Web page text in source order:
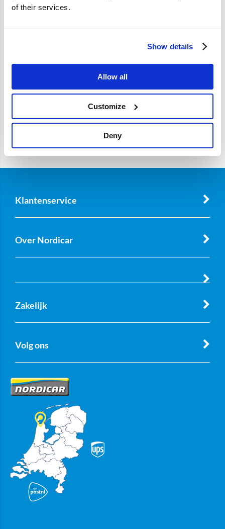
of their services.
Show details
Allow all
Customize
Deny
Artikelcode
OE referentie 3526387
Klantenservice
Over Nordicar
Zakelijk
Volg ons